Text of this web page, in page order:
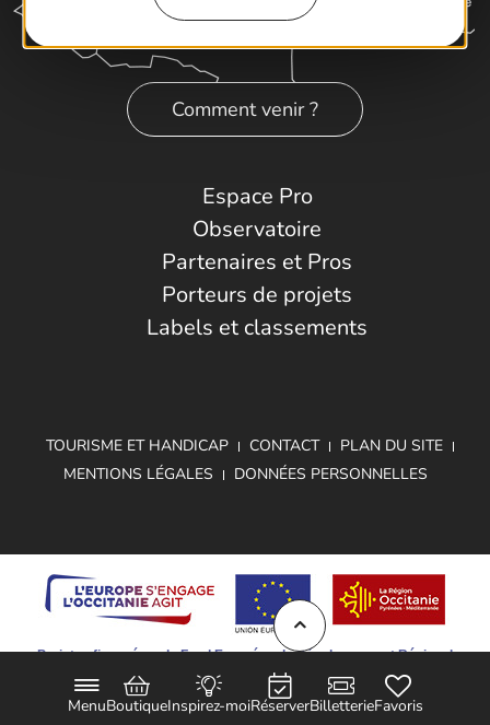
MenuBoutiqueInspirez-moiRéserverBilletterieFavoris
Comment venir ?
Espace Pro
Observatoire
Partenaires et Pros
Porteurs de projets
Labels et classements
TOURISME ET HANDICAP CONTACT
PLAN DU SITE
MENTIONS LÉGALES
DONNÉES PERSONNELLES
Projet cofinancé par le Fond Européen de Développement Régional